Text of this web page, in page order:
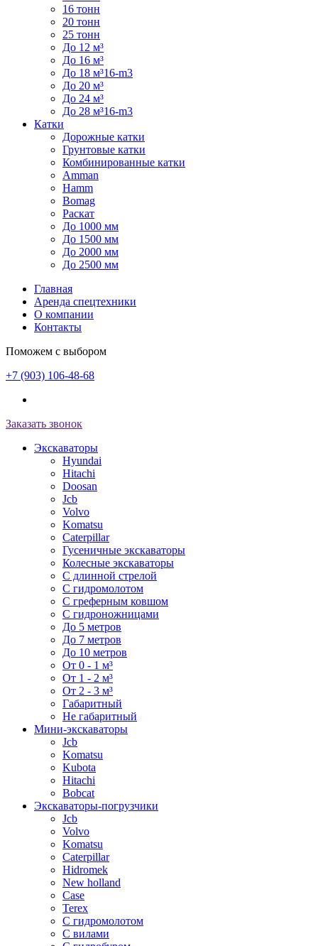
16 тонн
20 тонн
25 тонн
До 12 м³
До 16 м³
До 18 м³16-m3
До 20 м³
До 24 м³
До 28 м³16-m3
Катки
Дорожные катки
Грунтовые катки
Комбинированные катки
Amman
Hamm
Bomag
Раскат
До 1000 мм
До 1500 мм
До 2000 мм
До 2500 мм
Главная
Аренда спецтехники
О компании
Контакты
Поможем с выбором
+7 (903) 106-48-68
Заказать звонок
Экскаваторы
Hyundai
Hitachi
Doosan
Jcb
Volvo
Komatsu
Caterpillar
Гусеничные экскаваторы
Колесные экскаваторы
С длинной стрелой
С гидромолотом
С греферным ковшом
С гидроножницами
До 5 метров
До 7 метров
До 10 метров
От 0 - 1 м³
От 1 - 2 м³
От 2 - 3 м³
Габаритный
Не габаритный
Мини-экскаваторы
Jcb
Komatsu
Kubota
Hitachi
Bobcat
Экскаваторы-погрузчики
Jcb
Volvo
Komatsu
Caterpillar
Hidromek
New holland
Case
Terex
С гидромолотом
С вилами